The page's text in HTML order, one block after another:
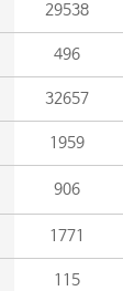
29538
496
32657
1959
906
1771
115